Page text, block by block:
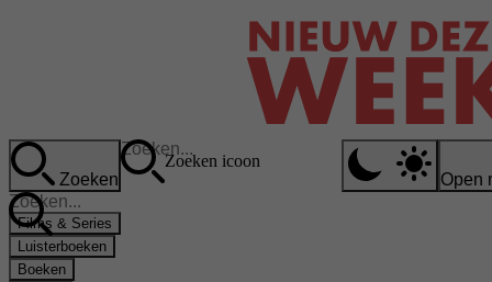
Zoeken
Zoeken icoon
Open
Films & Series
Luisterboeken
Boeken